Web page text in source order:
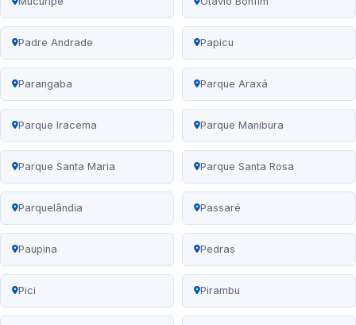
Padre Andrade Papicu
Parangaba Parque Araxá
Parque Iracema Parque Manibura
Parque Santa Maria Parque Santa Rosa
Parquelândia Passaré
Paupina Pedras
Pici Pirambu